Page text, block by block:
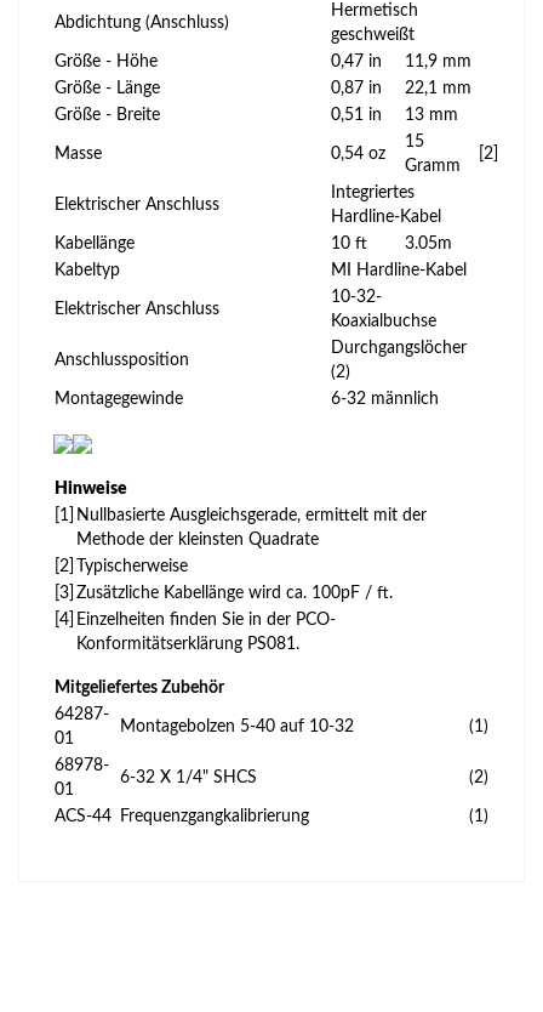
Abdichtung (Anschluss)
Hermetisch
geschweißt
Größe - Höhe
0,47 in
11,9 mm
Größe - Länge
0,87 in
22,1 mm
Größe - Breite
0,51 in 13 mm
Masse 0,54 oz
15
Gramm
[2]
Elektrischer Anschluss
Integriertes
Hardline-Kabel
Kabellänge
10 ft
3.05m
Kabeltyp
MI Hardline-Kabel
Elektrischer Anschluss
10-32-
Koaxialbuchse
Anschlussposition
Durchgangslöcher
(2)
Montagegewinde
6-32 männlich
Hinweise
[1]
Nullbasierte Ausgleichsgerade, ermittelt mit der
Methode der kleinsten Quadrate
[2]
Typischerweise
[3] Zusätzliche Kabellänge wird ca. 100pF / ft.
[4] Einzelheiten finden Sie in der PCO-
Konformitätserklärung PS081.
Mitgeliefertes Zubehör
64287-
01
Montagebolzen 5-40 auf 10-32 (1)
68978-
01
6-32 X 1/4" SHCS (2)
ACS-44 Frequenzgangkalibrierung (1)